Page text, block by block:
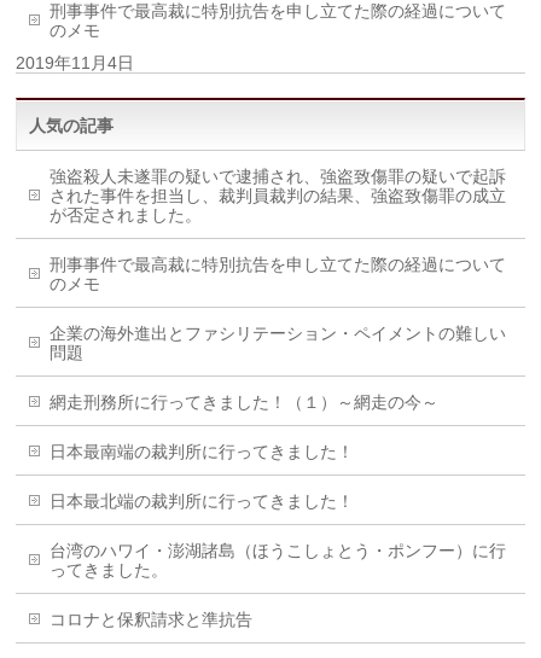
刑事事件で最高裁に特別抗告を申し立てた際の経過について
のメモ
2019年11月4日
人気の記事
強盗殺人未遂罪の疑いで逮捕され、強盗致傷罪の疑いで起訴
された事件を担当し、裁判員裁判の結果、強盗致傷罪の成立
が否定されました。
刑事事件で最高裁に特別抗告を申し立てた際の経過について
のメモ
企業の海外進出とファシリテーション・ペイメントの難しい
問題
網走刑務所に行ってきました！（１）～網走の今～
日本最南端の裁判所に行ってきました！
日本最北端の裁判所に行ってきました！
台湾のハワイ・澎湖諸島（ほうこしょとう・ポンフー）に行
ってきました。
コロナと保釈請求と準抗告